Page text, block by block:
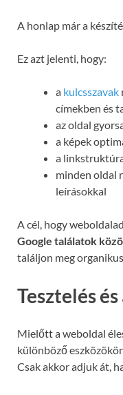
A honlap már a
Ez azt jelenti, hogy:
a kulcsszavak
címekben és
az oldal
a képek
a
minden oldal
leírásokkal
A cél, hogy weboldalad
Google találatok
találjon meg
Tesztelés
Mielőtt a weboldal
különböző
Csak akkor adjuk át,